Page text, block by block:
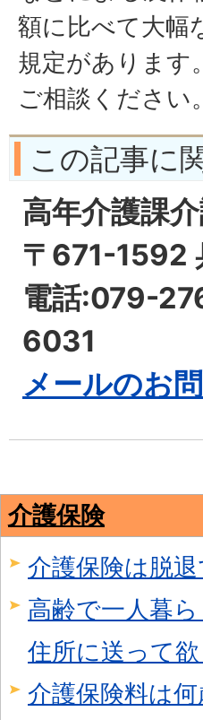
額に比べて大幅
規定があります
ご相談ください。
この記事に
高年介護課
〒671-1592
電話:079-
6031
メールのお
介護保険
介護保険は脱退
高齢で一人暮
住所に送って
介護保険料は